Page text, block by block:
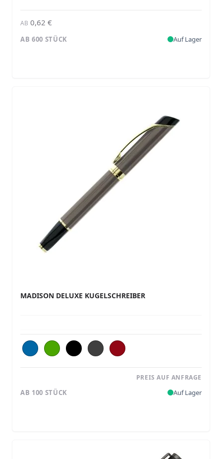
AB 0,62 €
AB 600 STÜCK Auf Lager
MADISON DELUXE KUGELSCHREIBER
PREIS AUF ANFRAGE
AB 100 STÜCK Auf Lager